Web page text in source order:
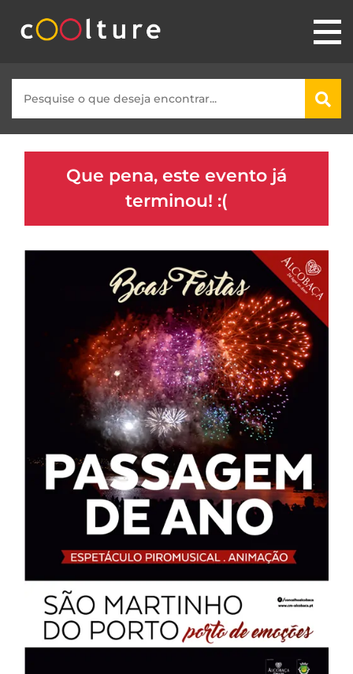
Que pena, este evento já
terminou! :(